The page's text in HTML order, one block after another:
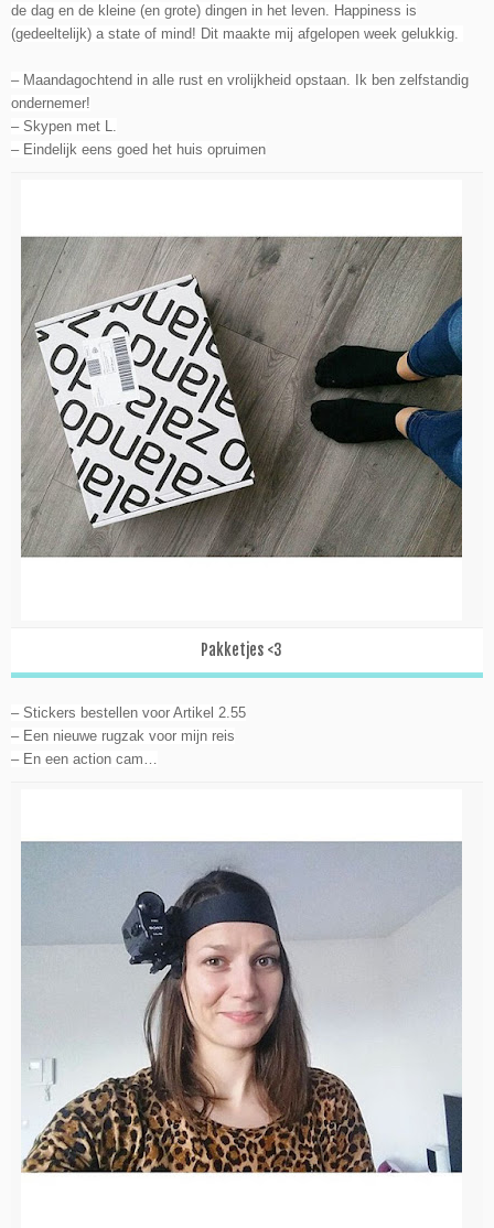
de dag en de kleine (en grote) dingen in het leven. Happiness is
(gedeeltelijk) a state of mind! Dit maakte mij afgelopen week gelukkig
– Maandagochtend in alle rust en vrolijkheid opstaan. Ik ben zelfstandig
ondernemer!
– Skypen met L.
– Eindelijk eens goed het huis opruimen
Pakketjes <3
– Stickers bestellen voor Artikel 2.55
– Een nieuwe rugzak voor mijn reis
– En een action cam…